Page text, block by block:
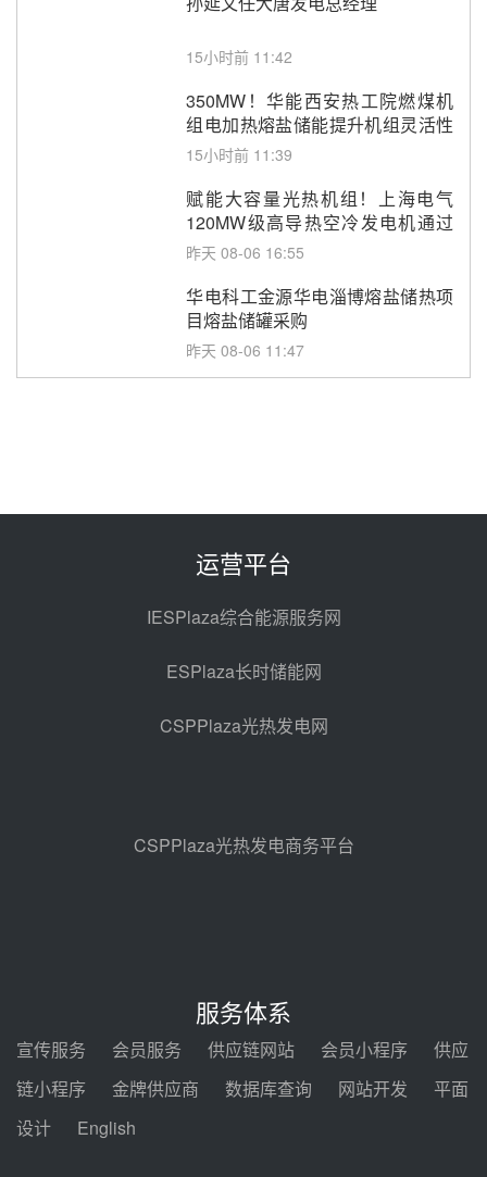
15小时前 11:42
350MW！华能西安热工院燃煤机
组电加热熔盐储能提升机组灵活性
改造项目初步设计第三方评审服务
15小时前 11:39
赋能大容量光热机组！上海电气
120MW级高导热空冷发电机通过
型式试验
昨天 08-06 16:55
华电科工金源华电淄博熔盐储热项
目熔盐储罐采购
昨天 08-06 11:47
光热示范电站二列蒸汽发生器设备
热发电工程EPC总承包项目熔盐截
昊森机电中标新疆华电天山北麓基
地100MW光热发电工程EPC总承
包项目熔盐介质超声波流量计采购
前天 08-05 17:09
前天 08-05 14:48
2026-2029年熔盐介质框架协议
中能建华中试研院中标重能新疆
100MW光热项目机组调试及性能
运营平台
IESPlaza综合能源服务网
ESPlaza长时储能网
CSPPlaza光热发电网
CSPPlaza光热发电商务平台
服务体系
宣传服务 会员服务 供应链网站 会员小程序
供应
链小程序
金牌供应商 数据库查询 网站开发
平面
设计
English